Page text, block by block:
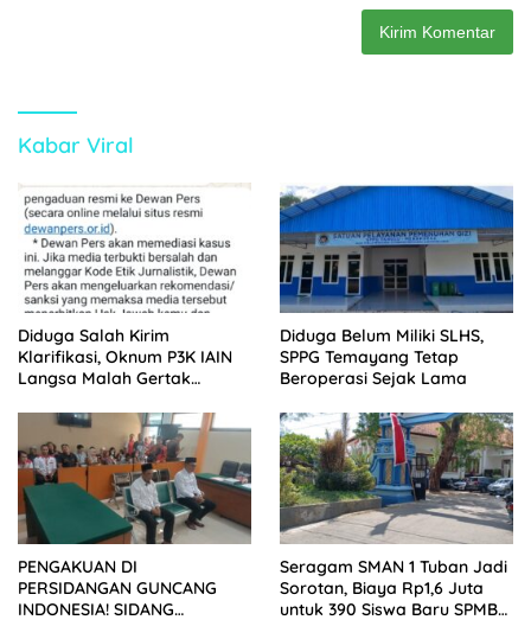
Kabar Viral
Diduga Salah Kirim
Klarifikasi, Oknum P3K IAIN
Langsa Malah Gertak
Diduga Belum Miliki SLHS,
SPPG Temayang Tetap
Beroperasi Sejak Lama
PENGAKUAN DI
PERSIDANGAN GUNCANG
INDONESIA! SIDANG
Seragam SMAN 1 Tuban Jadi
Sorotan, Biaya Rp1,6 Juta
untuk 390 Siswa Baru SPMB